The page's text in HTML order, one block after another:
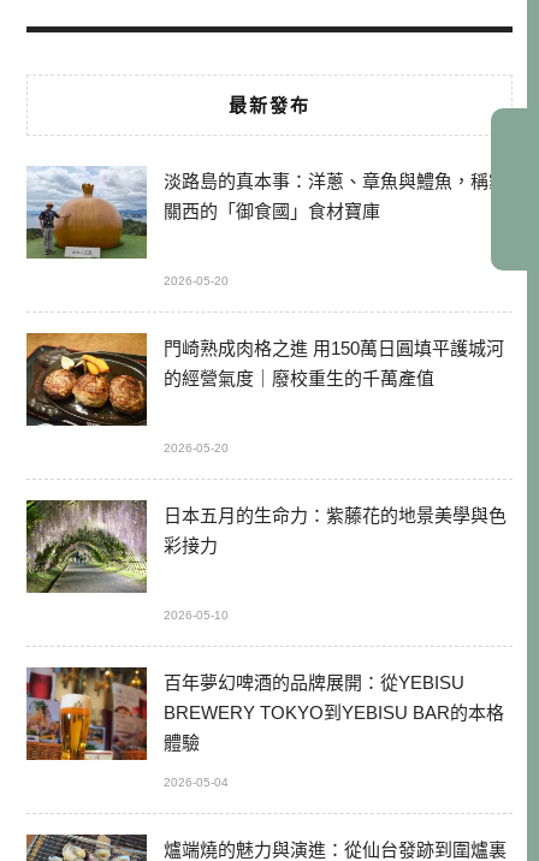
最新發布
淡路島的真本事：洋蔥、章魚與鱧魚，稱霸
關西的「御食國」食材寶庫
2026-05-20
門崎熟成肉格之進 用150萬日圓填平護城河
的經營氣度｜廢校重生的千萬產值
2026-05-20
日本五月的生命力：紫藤花的地景美學與色
彩接力
2026-05-10
百年夢幻啤酒的品牌展開：從YEBISU
BREWERY TOKYO到YEBISU BAR的本格
體驗
2026-05-04
爐端燒的魅力與演進：從仙台發跡到圍爐裏